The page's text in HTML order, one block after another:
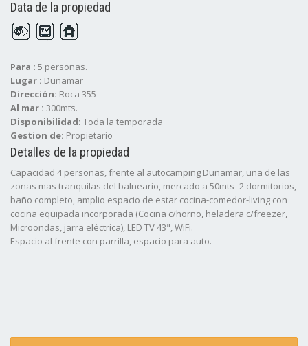
Data de la propiedad
Para : 5 personas.
Lugar : Dunamar
Dirección: Roca 355
Al mar : 300mts.
Disponibilidad: Toda la temporada
Gestion de: Propietario
Detalles de la propiedad
Capacidad 4 personas, frente al autocamping Dunamar, una de las
zonas mas tranquilas del balneario, mercado a 50mts- 2 dormitorios,
baño completo, amplio espacio de estar cocina-comedor-living con
cocina equipada incorporada (Cocina c/horno, heladera c/freezer,
Microondas, jarra eléctrica), LED TV 43", WiFi.
Espacio al frente con parrilla, espacio para auto.